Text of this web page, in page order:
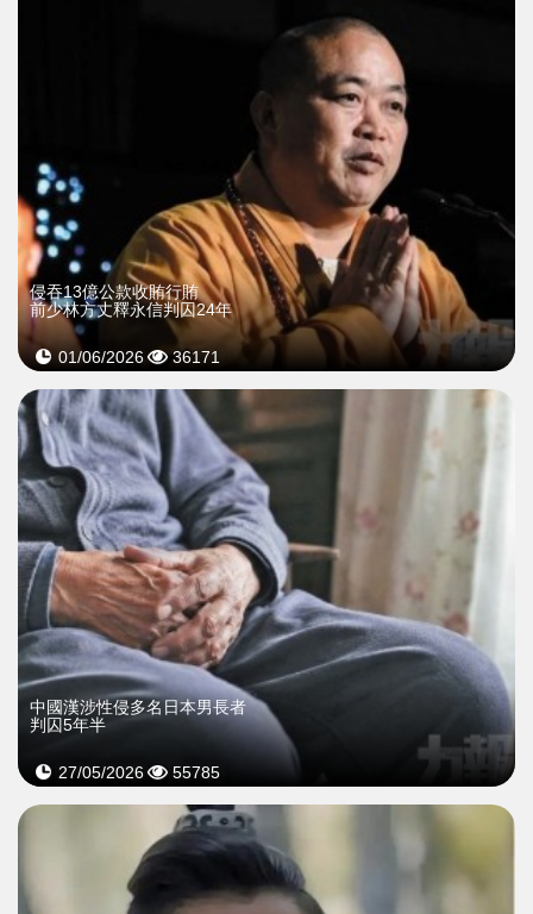
侵吞13億公款收賄行賄
前少林方丈釋永信判囚24年
01/06/2026 36171
中國漢涉性侵多名日本男長者
判囚5年半
27/05/2026 55785